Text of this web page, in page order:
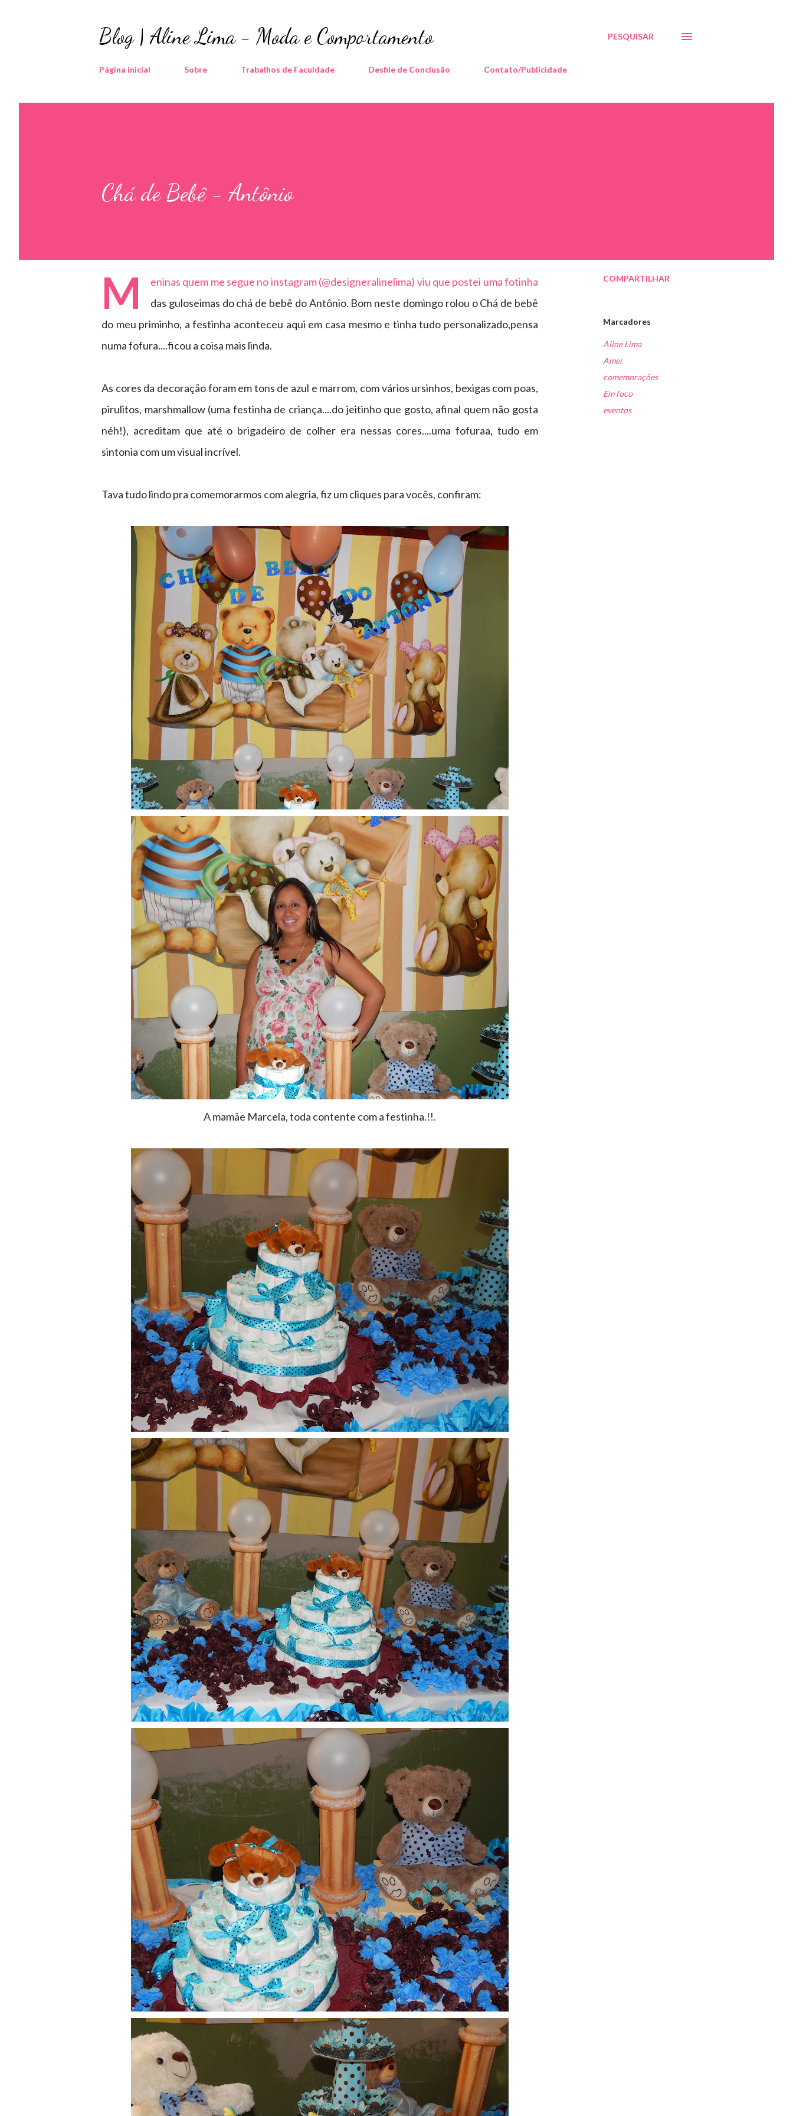
Blog | Aline Lima - Moda e Comportamento PESQUISAR
Página inicial Sobre Trabalhos de Faculdade Desfile de Conclusão Contato/Publicidade
Chá de Bebê - Antônio
M
eninas quem me segue no instagram (@designeralinelima) viu que postei uma fotinha
das guloseimas do chá de bebê do Antônio. Bom neste domingo rolou o Chá de bebê
do meu priminho, a festinha aconteceu aqui em casa mesmo e tinha tudo personalizado,pensa
numa fofura....ficou a coisa mais linda.
As cores da decoração foram em tons de azul e marrom, com vários ursinhos, bexigas com poas,
pirulitos, marshmallow (uma festinha de criança....do jeitinho que gosto, afinal quem não gosta
néh!), acreditam que até o brigadeiro de colher era nessas cores....uma fofuraa, tudo em
sintonia com um visual incrível.
Tava tudo lindo pra comemorarmos com alegria, fiz um cliques para vocês, confiram:
A mamãe Marcela, toda contente com a festinha.!!.
COMPARTILHAR
Marcadores
Aline Lima
Amei
comemorações
Em foco
eventos